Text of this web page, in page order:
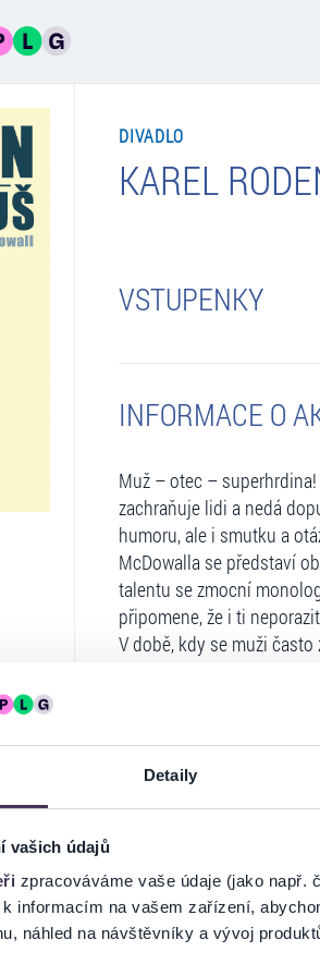
Detaily
vašich údajů
zpracováváme vaše údaje (jako např.
informacím na vašem zařízení,
náhled na návštěvníky a vývoj
DIVADLO
KAREL
VSTUPENKY
INFORMACE O
Muž – otec –
zachraňuje lidi a nedá
humoru, ale i smutku a
McDowalla se představí
talentu se zmocní
připomene, že i ti
V době, kdy se muži
příběhem, i když se
prodejem. Jednoho dne
a stát se kapitánem
Kapitán Skvělouš
Režie: Jakub Nvota
Účinkuje: Karel Roden
Scéna a kostýmy: Miriam
Hudba: Mario Buzzi
Ticketportal je
Na stránkách